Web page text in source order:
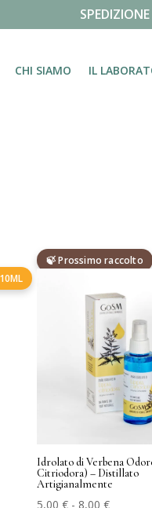
CHI SIAMO IL
🍃 Prossimo raccolto
Idrolato di Verbena
Citriodora) – Distillato
Artigianalmente
5,00 € - 8,00 €Fascia